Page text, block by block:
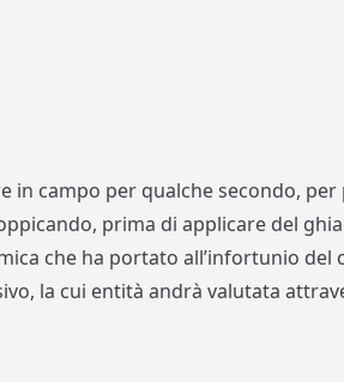
in campo per qualche secondo,
prima di applicare del
che ha portato all’infortunio del
la cui entità andrà valutata